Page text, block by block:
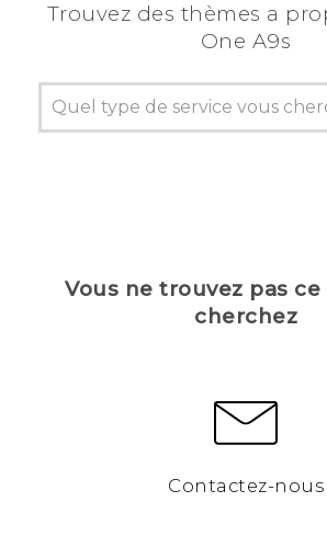
Trouvez des thèmes a
One A9s
Vous ne trouvez pas ce
cherchez
Contactez-nous